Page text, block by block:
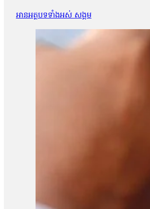
អានអត្ថបទទាំងអស់ សង្គម